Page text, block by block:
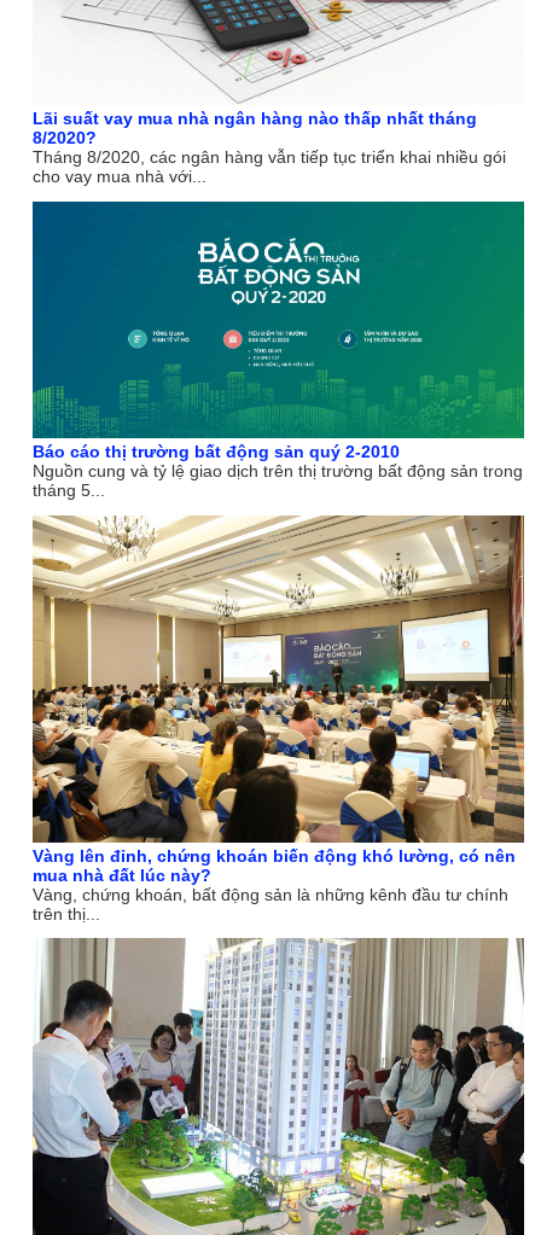
Lãi suất vay mua nhà ngân hàng nào thấp nhất tháng
8/2020?
Tháng 8/2020, các ngân hàng vẫn tiếp tục triển khai nhiều gói
cho vay mua nhà với...
Báo cáo thị trường bất động sản quý 2-2010
Nguồn cung và tỷ lệ giao dịch trên thị trường bất động sản trong
tháng 5...
Vàng lên đỉnh, chứng khoán biến động khó lường, có nên
mua nhà đất lúc này?
Vàng, chứng khoán, bất động sản là những kênh đầu tư chính
trên thị...